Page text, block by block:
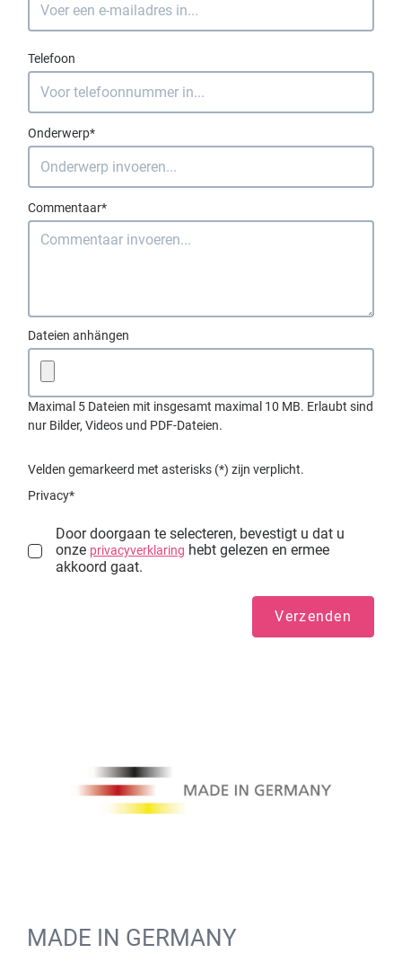
Telefoon
Onderwerp*
Commentaar*
Dateien anhängen
Maximal 5 Dateien mit insgesamt maximal 10 MB. Erlaubt sind
nur Bilder, Videos und PDF-Dateien.
Velden gemarkeerd met asterisks (*) zijn verplicht.
Privacy*
Door doorgaan te selecteren, bevestigt u dat u
onze privacyverklaring hebt gelezen en ermee
akkoord gaat.
Verzenden
MADE IN GERMANY